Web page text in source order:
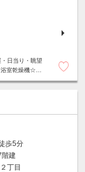
日当り・眺望
室乾燥機☆温
歩5分
階建
丁目